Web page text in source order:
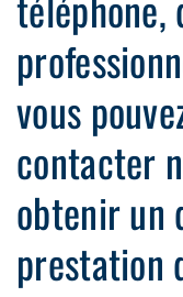
vous
contacter
obtenir un
prestation